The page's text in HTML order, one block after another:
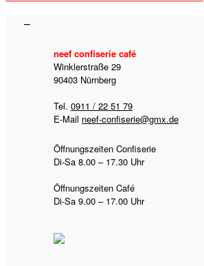
neef confiserie café
Winklerstraße 29
90403 Nürnberg
Tel. 0911 / 22 51 79
E-Mail neef-confiserie@gmx.de
Öffnungszeiten Confiserie
Di-Sa 8.00 – 17.30 Uhr
Öffnungszeiten Café
Di-Sa 9.00 – 17.00 Uhr